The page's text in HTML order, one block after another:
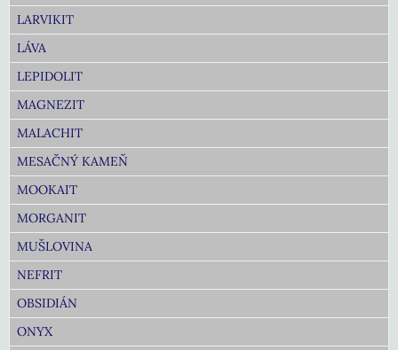
LARVIKIT
LÁVA
LEPIDOLIT
MAGNEZIT
MALACHIT
MESAČNÝ KAMEŇ
MOOKAIT
MORGANIT
MUŠLOVINA
NEFRIT
OBSIDIÁN
ONYX